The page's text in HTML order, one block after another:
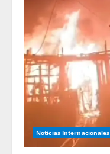
Noticias Internacionales